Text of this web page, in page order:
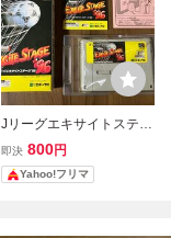
Jリーグエキサイトステー
ジ96 J LEAGUE EXCITE
STAGE96 スーパーファミ
コン
即決 800円
Yahoo!フリマ